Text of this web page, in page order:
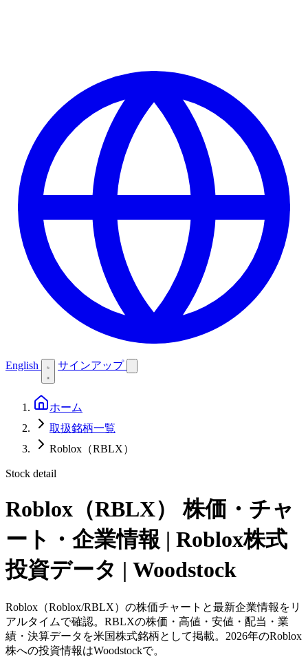
English サインアップ
ホーム
取扱銘柄一覧
Roblox（RBLX）
Stock detail
Roblox（RBLX）
株価・チャ
ート・企業情報 | Roblox株式
投資データ | Woodstock
Roblox（Roblox/RBLX）の株価チャートと最新企業情報をリ
アルタイムで確認。RBLXの株価・高値・安値・配当・業
績・決算データを米国株式銘柄として掲載。2026年のRoblox
株への投資情報はWoodstockで。